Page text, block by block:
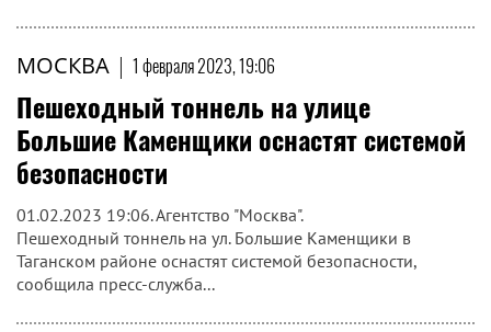
МОСКВА | 1 февраля 2023, 19:06
Пешеходный тоннель на улице
Большие Каменщики оснастят системой
безопасности
01.02.2023 19:06. Агентство "Москва".
Пешеходный тоннель на ул. Большие Каменщики в
Таганском районе оснастят системой безопасности,
сообщила пресс-служба...